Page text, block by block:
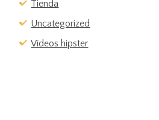
Tienda
Uncategorized
Vídeos hipster